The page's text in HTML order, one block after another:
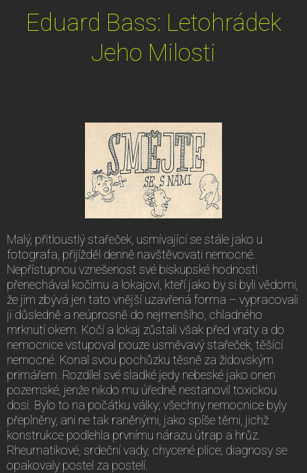
Eduard Bass: Letohrádek
Jeho Milosti
Malý, přitloustlý stařeček, usmívající se stále jako u
fotografa, přijížděl denně navštěvovati nemocné.
Nepřístupnou vznešenost své biskupské hodnosti
přenechával kočímu a lokajovi, kteří jako by si byli vědomi,
že jim zbývá jen tato vnější uzavřená forma – vypracovali
ji důsledně a neúprosně do nejmenšího, chladného
mrknutí okem. Kočí a lokaj zůstali však před vraty a do
nemocnice vstupoval pouze usměvavý stařeček, těšící
nemocné. Konal svou pochůzku těsně za židovským
primářem. Rozdílel své sladké jedy nebeské jako onen
pozemské, jenže nikdo mu úředně nestanovil toxickou
dosi. Bylo to na počátku války; všechny nemocnice byly
přeplněny, ani ne tak raněnými, jako spíše těmi, jichž
konstrukce podlehla prvnímu nárazu útrap a hrůz.
Rheumatikové, srdeční vady, chycené plíce; diagnosy se
opakovaly postel za postelí.